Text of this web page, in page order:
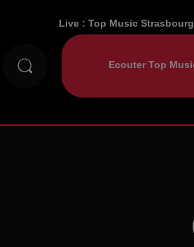
Live :Top Music Strasbourg